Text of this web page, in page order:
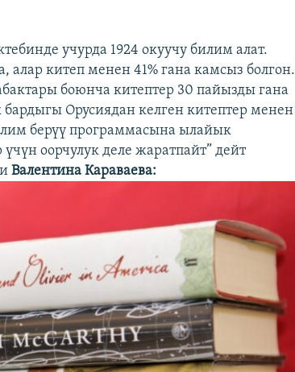
учурда 1924 окуучу билим алат.
китеп менен 41% гана камсыз болгон.
боюнча китептер 30 пайызды гана
бардыгы Орусиядан келген китептер менен
берүү программасына ылайык
оорчулук деле жаратпайт” дейт
Валентина Караваева: